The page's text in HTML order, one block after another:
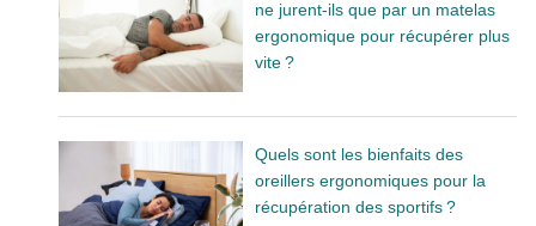
ne jurent-ils que par un matelas
ergonomique pour récupérer plus
vite ?
Quels sont les bienfaits des
oreillers ergonomiques pour la
récupération des sportifs ?